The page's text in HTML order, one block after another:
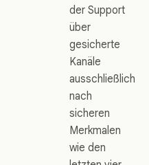
der Support
über
gesicherte
Kanäle
ausschließlich
nach
sicheren
Merkmalen
wie den